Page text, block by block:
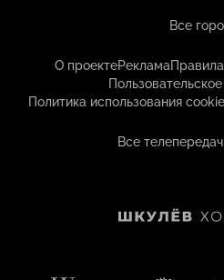
Все
О проектеРекламаПравила
Политика использования
Все